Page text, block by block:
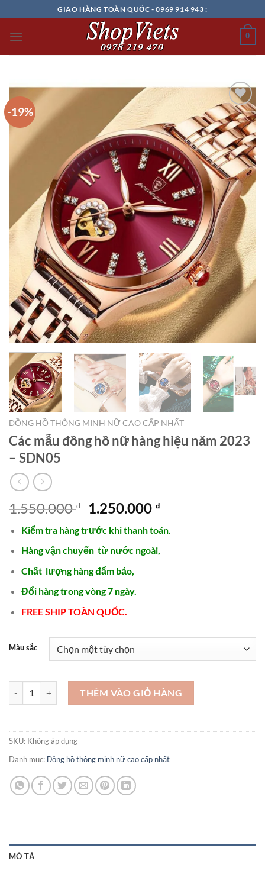
đến
nội
GIAO HÀNG TOÀN QUỐC - 0969 914 943 :
0
-19%
Add to
wishlist
ĐỒNG HỒ THÔNG MINH NỮ CAO CẤP NHẤT
Các mẫu đồng hồ nữ hàng hiệu năm 2023
– SDN05
1.550.000₫
Giá
là:
1.550.000 ₫.
1.250.000 ₫Giá
tại
Kiểm tra hàng trước khi thanh toán.
Hàng vận chuyển từ nước ngoài,
Chất lượng hàng đẩm bảo,
Đổi hàng trong vòng 7 ngày.
FREE SHIP TOÀN QUỐC.
Màu sắc
Các mẫu đồng hồ nữ hàng hiệu năm 2023 – SDN05 số lượng
THÊM VÀO GIỎ HÀNG
SKU: Không áp dụng
Danh mục:Đồng hồ thông minh nữ cao cấp nhất
MÔ TẢ